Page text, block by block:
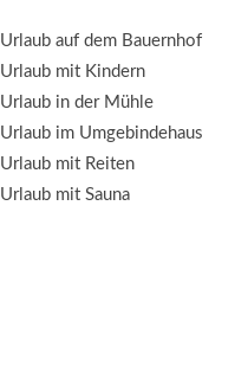
Urlaub auf dem Bauernhof
Urlaub mit Kindern
Urlaub in der Mühle
Urlaub im Umgebindehaus
Urlaub mit Reiten
Urlaub mit Sauna